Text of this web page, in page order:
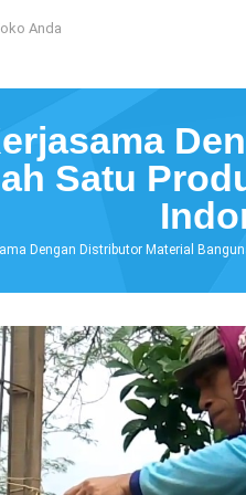
Anda
Satu
Dengan Distributor Material